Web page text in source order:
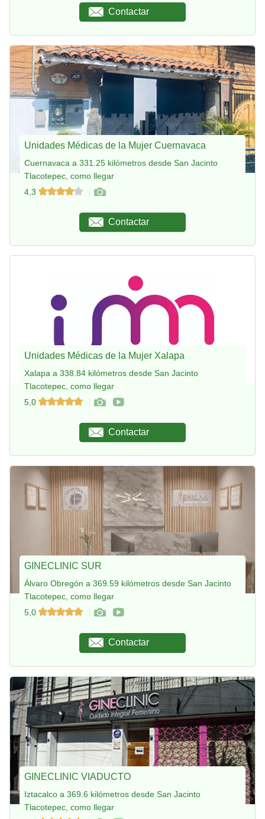
Contactar
Unidades Médicas de la Mujer Cuernavaca
Cuernavaca a 331.25 kilómetros desde San Jacinto
Tlacotepec, como llegar
4,3
Contactar
Unidades Médicas de la Mujer Xalapa
Xalapa a 338.84 kilómetros desde San Jacinto
Tlacotepec, como llegar
5,0
Contactar
GINECLINIC SUR
Álvaro Obregón a 369.59 kilómetros desde San Jacinto
Tlacotepec, como llegar
5,0
Contactar
GINECLINIC VIADUCTO
Iztacalco a 369.6 kilómetros desde San Jacinto
Tlacotepec, como llegar